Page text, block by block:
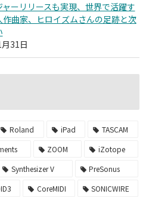
ャーリリースも実現、世界で活躍す
作曲家、ヒロイズムさんの足跡と次
31日
Roland iPad
TASCAM
ZOOM
iZotope
Synthesizer V
PreSonus
CoreMIDI
SONICWIRE